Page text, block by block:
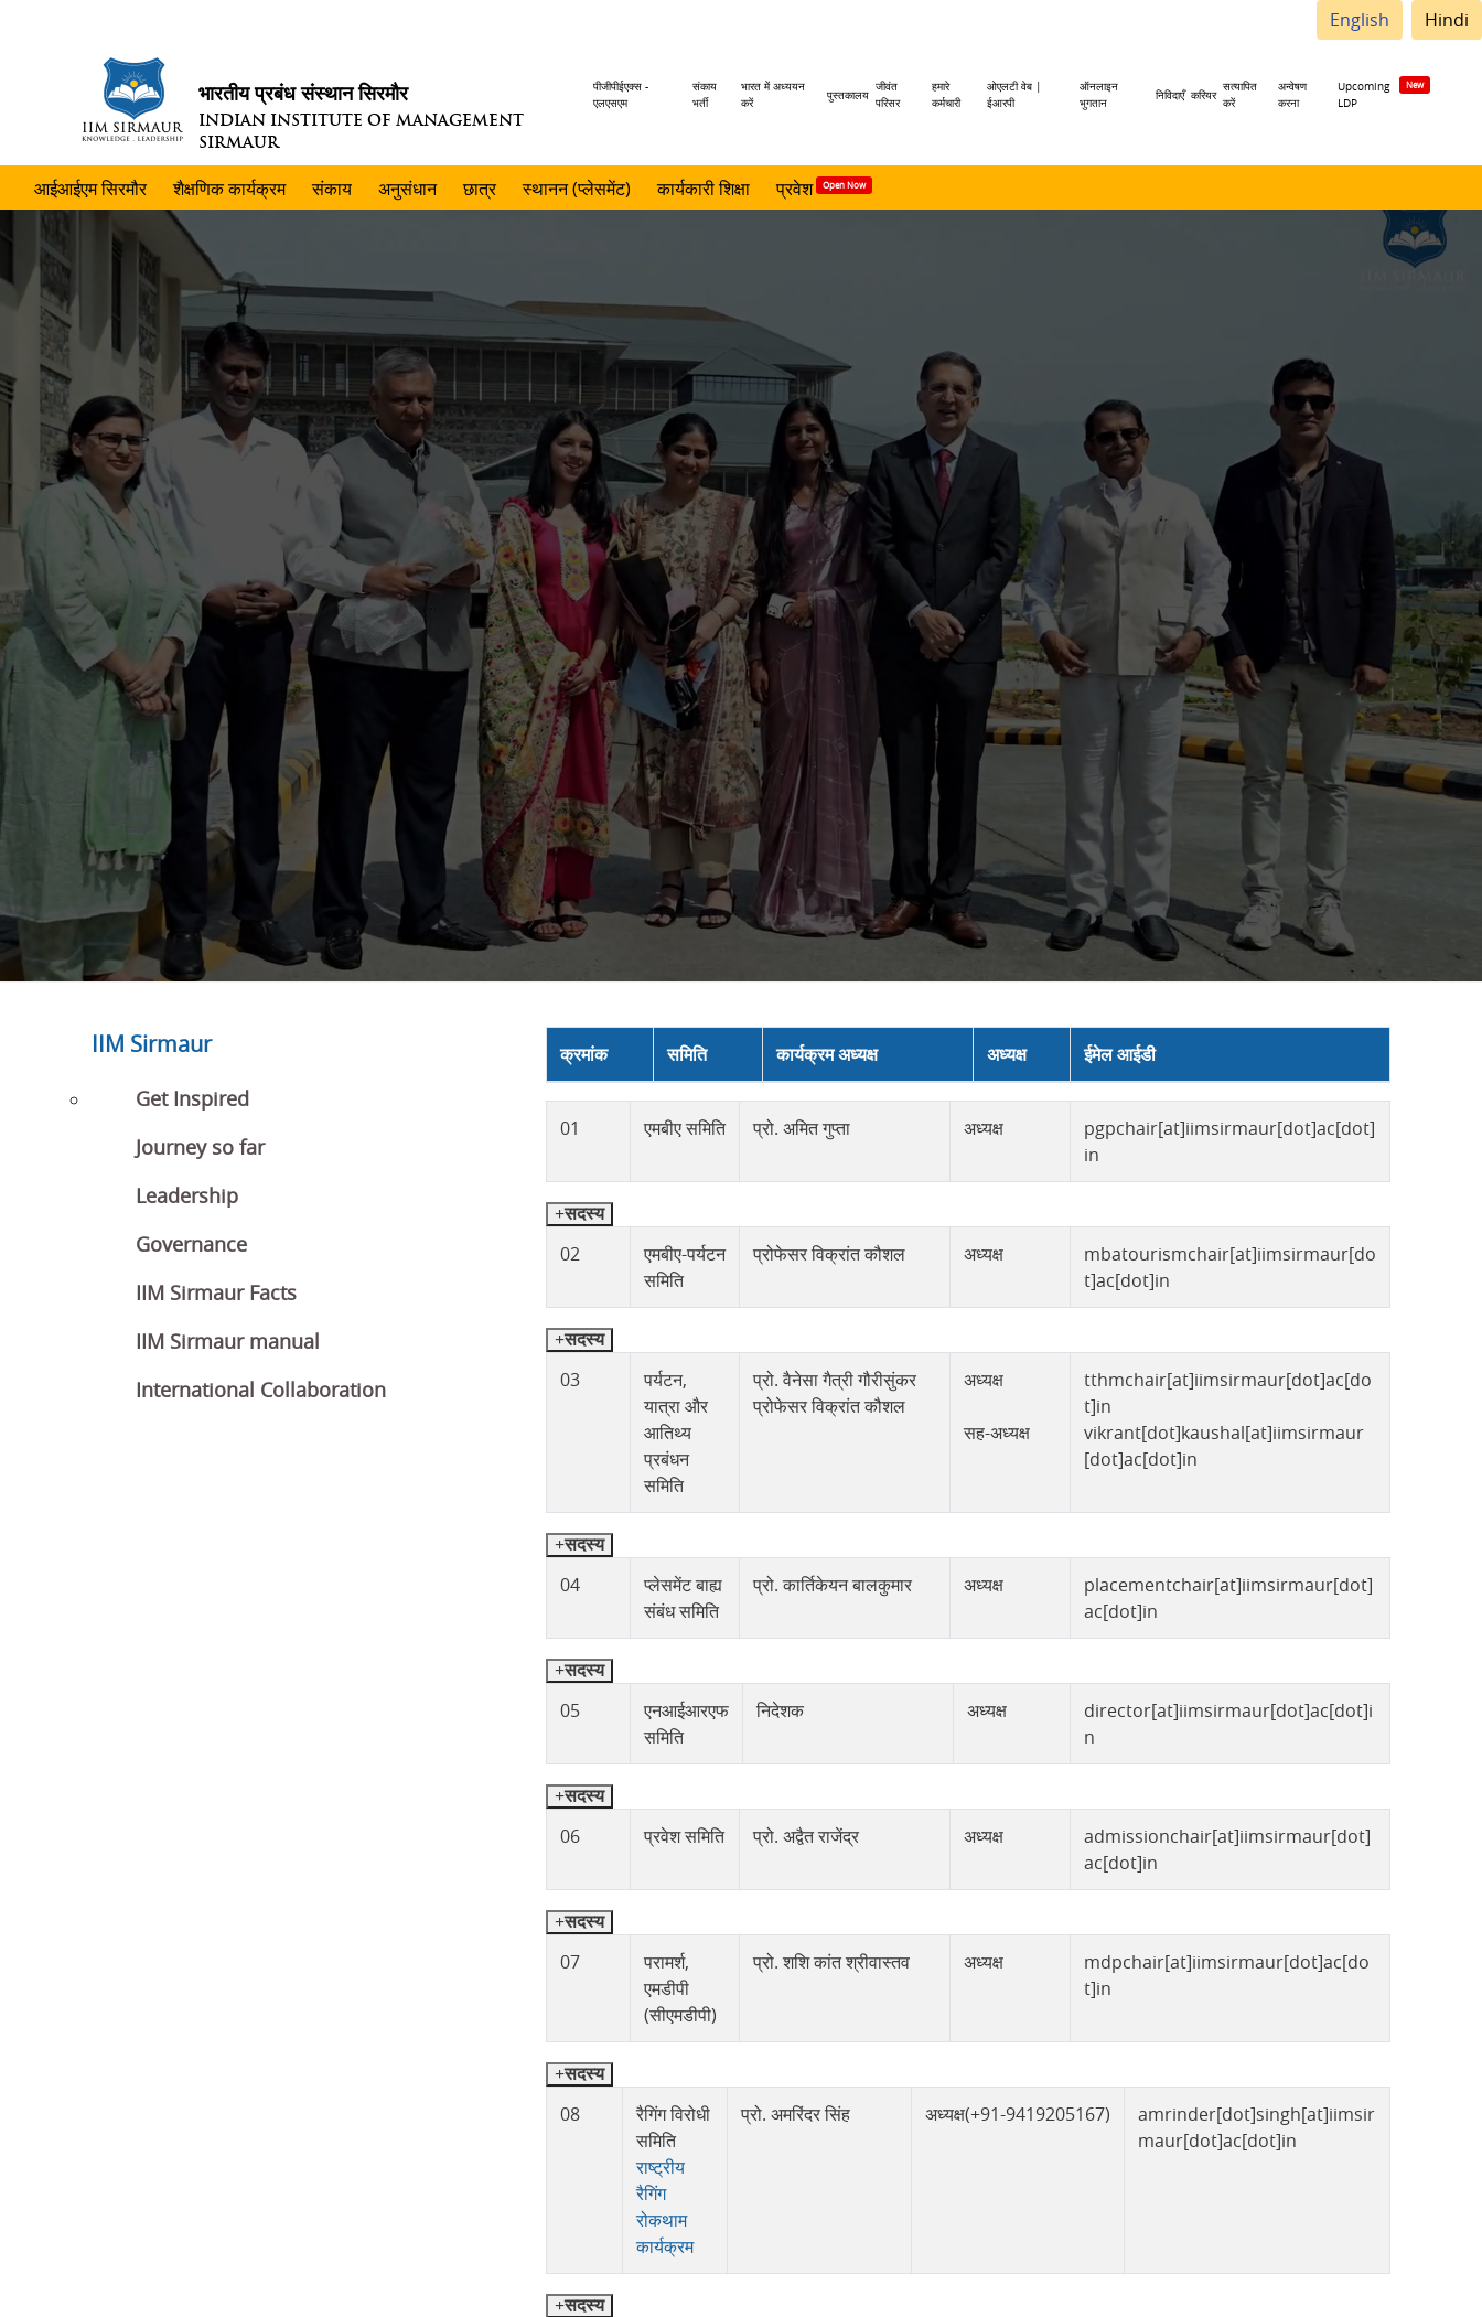
English Hindi
भारतीय प्रबंध संस्थान सिरमौर
INDIAN INSTITUTE OF MANAGEMENT
SIRMAUR
Header
पीजीपीईएक्स -
एलएसएम
संकाय
भर्ती
भारत में अध्ययन
करें
पुस्तकालय
जीवंत
परिसर
हमारे
कर्मचारी
ओएलटी वेब |
ईआरपी
ऑनलाइन
भुगतान
निविदाएँ करियर
सत्यापित
करें
अन्वेषण
करना
Upcoming
LDP
आईआईएम सिरमौर शैक्षणिक कार्यक्रम संकाय अनुसंधान छात्र स्थानन (प्लेसमेंट) कार्यकारी शिक्षा प्रवेश
IIM Sirmaur
Get Inspired
Journey so far
Leadership
Governance
IIM Sirmaur Facts
IIM Sirmaur manual
International Collaboration
क्रमांक समिति कार्यक्रम अध्यक्ष अध्यक्ष ईमेल आईडी
01 एमबीए समिति प्रो. अमित गुप्ता अध्यक्ष
pgpchair[at]iimsirmaur[dot]ac[dot]
in
सदस्य
02
एमबीए-पर्यटन
समिति
प्रोफेसर विक्रांत कौशल अध्यक्ष
mbatourismchair[at]iimsirmaur[do
t]ac[dot]in
सदस्य
03
पर्यटन,
यात्रा और
आतिथ्य
प्रबंधन
समिति
प्रो. वैनेसा गैत्री गौरीसुंकर
प्रोफेसर विक्रांत कौशल
अध्यक्ष
सह-अध्यक्ष
tthmchair[at]iimsirmaur[dot]ac[do
t]in
vikrant[dot]kaushal[at]iimsirmaur
[dot]ac[dot]in
सदस्य
04
प्लेसमेंट बाह्य
संबंध समिति
प्रो. कार्तिकेयन बालकुमार अध्यक्ष
placementchair[at]iimsirmaur[dot]
ac[dot]in
सदस्य
05
एनआईआरएफ
समिति
निदेशक अध्यक्ष
director[at]iimsirmaur[dot]ac[dot]i
n
सदस्य
06 प्रवेश समिति प्रो. अद्वैत राजेंद्र अध्यक्ष
admissionchair[at]iimsirmaur[dot]
ac[dot]in
सदस्य
07
परामर्श,
एमडीपी
(सीएमडीपी)
प्रो. शशि कांत श्रीवास्तव अध्यक्ष
mdpchair[at]iimsirmaur[dot]ac[do
t]in
सदस्य
08
रैगिंग विरोधी
समिति
राष्ट्रीय
रैगिंग
रोकथाम
कार्यक्रम
प्रो. अमरिंदर सिंह अध्यक्ष(+91-9419205167)
amrinder[dot]singh[at]iimsir
maur[dot]ac[dot]in
सदस्य